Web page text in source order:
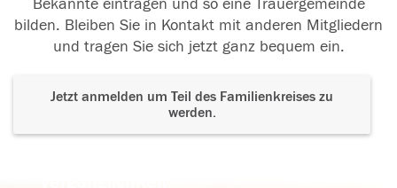
Bekannte eintragen und so eine Trauergemeinde
bilden. Bleiben Sie in Kontakt mit anderen Mitgliedern
und tragen Sie sich jetzt ganz bequem ein.
Jetzt anmelden um Teil des Familienkreises zu
werden.